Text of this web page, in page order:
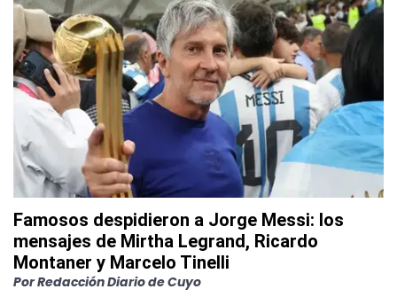
Famosos despidieron a Jorge Messi: los
mensajes de Mirtha Legrand, Ricardo
Montaner y Marcelo Tinelli
PorRedacción Diario de Cuyo